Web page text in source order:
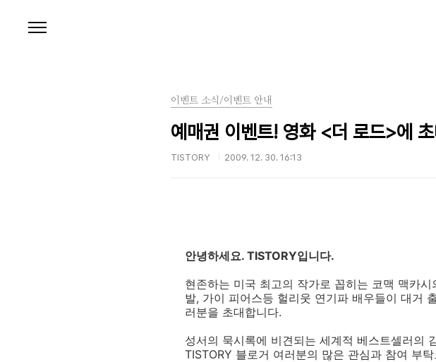
이벤트 소식/이벤트 안내
예매권 이벤트! 영화 <더 로드>에
TISTORY 2009. 12. 30. 16:13
안녕하세요. TISTORY입니다.
현존하는 미국 최고의 작가로 꼽히는 코맥 맥카
발, 가이 피어스등 헐리웃 연기파 배우들이 대거
러분을 초대합니다.
성서의 묵시록에 비견되는 세계적 베스트셀러의
TISTORY 블로거 여러분의 많은 관심과 참여 부